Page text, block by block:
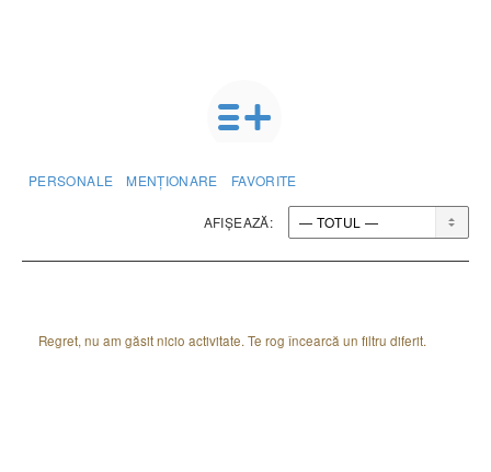
PERSONALE MENȚIONARE FAVORITE
AFIȘEAZĂ:
Regret, nu am găsit nicio activitate. Te rog încearcă un filtru diferit.